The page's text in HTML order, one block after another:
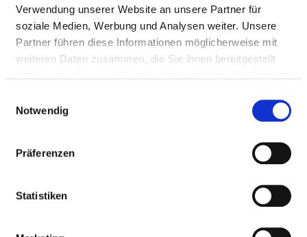
Verwendung unserer Website an unsere Partner für
soziale Medien, Werbung und Analysen weiter. Unsere
Partner führen diese Informationen möglicherweise mit
weiteren Daten zusammen, die Sie ihnen bereitgestellt
Notwendig
Präferenzen
Statistiken
Intensiv- und Anästhesiepflege (PQ04)
Master (PQ06)
Bachelor (PQ01)
Leitung einer Station / eines Bereiches (PQ05)
Pflege im Operationsdienst (PQ08)
Notfallpflege (PQ12)